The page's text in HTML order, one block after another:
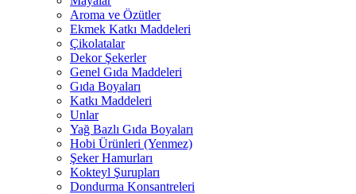
Aroma ve Özütler
Ekmek Katkı Maddeleri
Çikolatalar
Dekor Şekerler
Genel Gıda Maddeleri
Gıda Boyaları
Katkı Maddeleri
Unlar
Yağ Bazlı Gıda Boyaları
Hobi Ürünleri (Yenmez)
Şeker Hamurları
Kokteyl Şurupları
Dondurma Konsantreleri